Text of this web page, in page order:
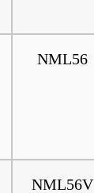
NML56
NML56V